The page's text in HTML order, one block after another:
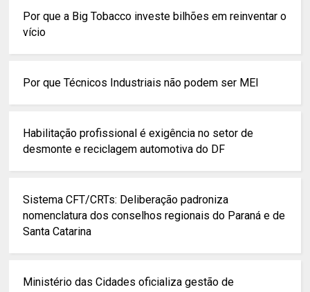
Por que a Big Tobacco investe bilhões em reinventar o
vício
Por que Técnicos Industriais não podem ser MEI
Habilitação profissional é exigência no setor de
desmonte e reciclagem automotiva do DF
Sistema CFT/CRTs: Deliberação padroniza
nomenclatura dos conselhos regionais do Paraná e de
Santa Catarina
Ministério das Cidades oficializa gestão de